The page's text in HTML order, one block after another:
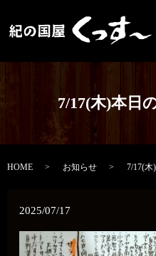
7/17(木)本日
HOME お知らせ 7/17(木
2025/07/17